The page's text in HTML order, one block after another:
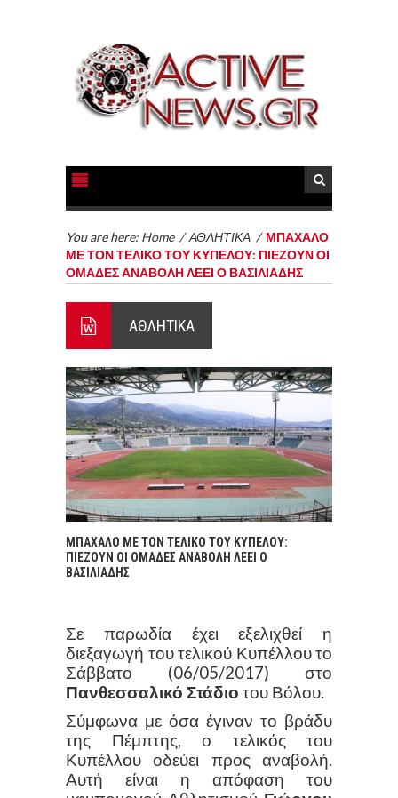
You are here: Home /ΑΘΛΗΤΙΚΑ / ΜΠΑΧΑΛΟ
ΜΕ ΤΟΝ ΤΕΛΙΚΟ ΤΟΥ ΚΥΠΕΛΟΥ: ΠΙΕΖΟΥΝ ΟΙ
ΟΜΑΔΕΣ ΑΝΑΒΟΛΗ ΛΕΕΙ Ο ΒΑΣΙΛΙΑΔΗΣ
ΑΘΛΗΤΙΚΑ
ΜΠΑΧΑΛΟ ΜΕ ΤΟΝ ΤΕΛΙΚΟ ΤΟΥ ΚΥΠΕΛΟΥ:
ΠΙΕΖΟΥΝ ΟΙ ΟΜΑΔΕΣ ΑΝΑΒΟΛΗ ΛΕΕΙ Ο
ΒΑΣΙΛΙΑΔΗΣ
Σε παρωδία έχει εξελιχθεί η
διεξαγωγή του τελικού Κυπέλλου το
Σάββατο (06/05/2017) στο
Πανθεσσαλικό Στάδιο του Βόλου.
Σύμφωνα με όσα έγιναν το βράδυ
της Πέμπτης, ο τελικός του
Κυπέλλου οδεύει προς αναβολή.
Αυτή είναι η απόφαση του